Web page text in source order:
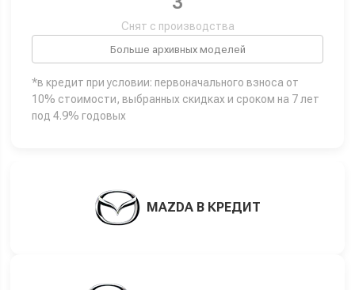
Снят с производства
Больше архивных моделей
*в кредит при условии: первоначального взноса от
10% стоимости, выбранных скидках и сроком на 7 лет
под 4.9% годовых
MAZDA В КРЕДИТ